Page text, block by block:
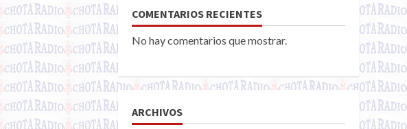
COMENTARIOS RECIENTES
No hay comentarios que mostrar.
ARCHIVOS